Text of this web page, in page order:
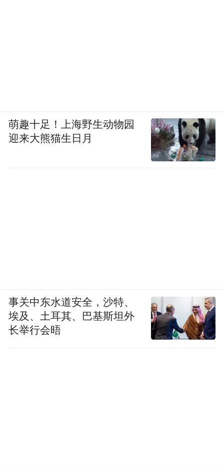
萌趣十足！上海野生动物园
迎来大熊猫生日月
事关中东水道安全，沙特、
埃及、土耳其、巴基斯坦外
长举行会晤